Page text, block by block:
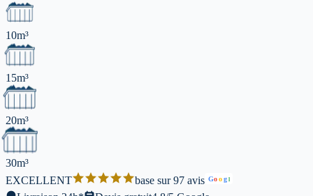
10m³
15m³
20m³
30m³
EXCELLENT
base sur 97 avis Goog l